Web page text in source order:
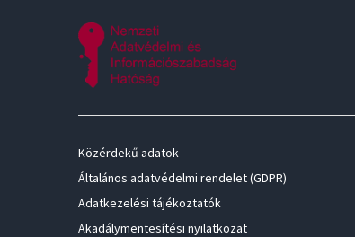
Közérdekű adatok
Általános adatvédelmi rendelet (GDPR)
Adatkezelési tájékoztatók
Akadálymentesítési nyilatkozat